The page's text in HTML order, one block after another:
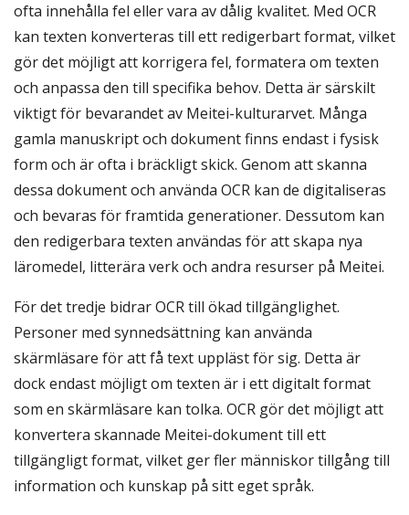
ofta innehålla fel eller vara av dålig kvalitet. Med OCR
kan texten konverteras till ett redigerbart format, vilket
gör det möjligt att korrigera fel, formatera om texten
och anpassa den till specifika behov. Detta är särskilt
viktigt för bevarandet av Meitei-kulturarvet. Många
gamla manuskript och dokument finns endast i fysisk
form och är ofta i bräckligt skick. Genom att skanna
dessa dokument och använda OCR kan de digitaliseras
och bevaras för framtida generationer. Dessutom kan
den redigerbara texten användas för att skapa nya
läromedel, litterära verk och andra resurser på Meitei.
För det tredje bidrar OCR till ökad tillgänglighet.
Personer med synnedsättning kan använda
skärmläsare för att få text uppläst för sig. Detta är
dock endast möjligt om texten är i ett digitalt format
som en skärmläsare kan tolka. OCR gör det möjligt att
konvertera skannade Meitei-dokument till ett
tillgängligt format, vilket ger fler människor tillgång till
information och kunskap på sitt eget språk.